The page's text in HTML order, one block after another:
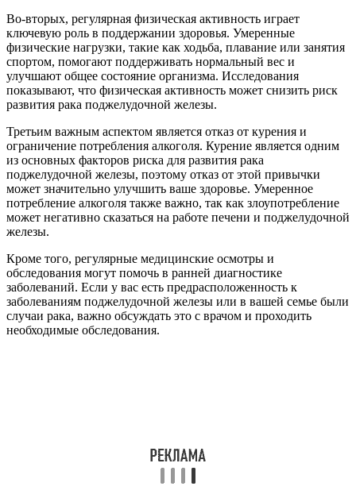
Во-вторых, регулярная физическая активность играет
ключевую роль в поддержании здоровья. Умеренные
физические нагрузки, такие как ходьба, плавание или занятия
спортом, помогают поддерживать нормальный вес и
улучшают общее состояние организма. Исследования
показывают, что физическая активность может снизить риск
развития рака поджелудочной железы.
Третьим важным аспектом является отказ от курения и
ограничение потребления алкоголя. Курение является одним
из основных факторов риска для развития рака
поджелудочной железы, поэтому отказ от этой привычки
может значительно улучшить ваше здоровье. Умеренное
потребление алкоголя также важно, так как злоупотребление
может негативно сказаться на работе печени и поджелудочной
железы.
Кроме того, регулярные медицинские осмотры и
обследования могут помочь в ранней диагностике
заболеваний. Если у вас есть предрасположенность к
заболеваниям поджелудочной железы или в вашей семье были
случаи рака, важно обсуждать это с врачом и проходить
необходимые обследования.